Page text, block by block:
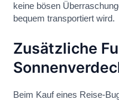
keine bösen
bequem transportiert wird.
Zusätzliche
Beim Kauf eines Reise-